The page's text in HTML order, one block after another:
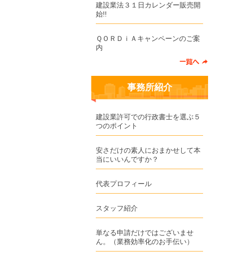
建設業法３１日カレンダー販売開
始!!
ＱＯＲＤｉＡキャンペーンのご案
内
事務所紹介
建設業許可での行政書士を選ぶ５
つのポイント
安さだけの素人におまかせして本
当にいいんですか？
代表プロフィール
スタッフ紹介
単なる申請だけではございませ
ん。（業務効率化のお手伝い）